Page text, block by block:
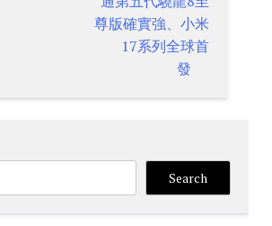
尊版確實強、小米
17系列全球首
發
Search